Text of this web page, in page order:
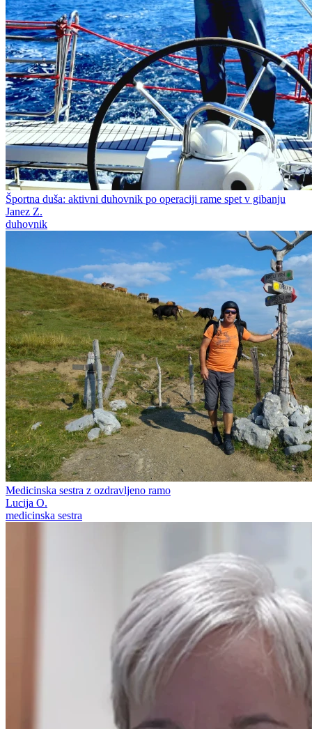
Športna duša: aktivni duhovnik po operaciji rame spet v gibanju
Janez Z.
duhovnik
Medicinska sestra z ozdravljeno ramo
Lucija O.
medicinska sestra